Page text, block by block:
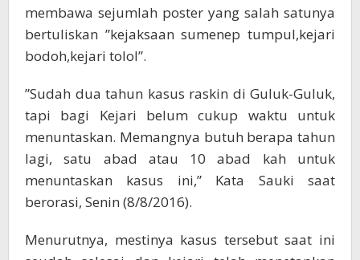
membawa sejumlah poster yang salah satunya
bertuliskan ”kejaksaan sumenep tumpul,kejari
bodoh,kejari tolol”.
”Sudah dua tahun kasus raskin di Guluk-Guluk,
tapi bagi Kejari belum cukup waktu untuk
menuntaskan. Memangnya butuh berapa tahun
lagi, satu abad atau 10 abad kah untuk
menuntaskan kasus ini,” Kata Sauki saat
berorasi, Senin (8/8/2016).
Menurutnya, mestinya kasus tersebut saat ini